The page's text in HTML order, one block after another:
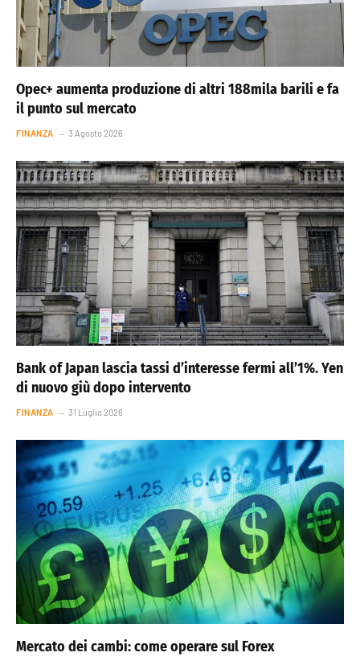
Opec+ aumenta produzione di altri 188mila barili e fa
il punto sul mercato
FINANZA 3 Agosto 2026
Bank of Japan lascia tassi d’interesse fermi all’1%. Yen
di nuovo giù dopo intervento
FINANZA 31 Luglio 2026
Mercato dei cambi: come operare sul Forex